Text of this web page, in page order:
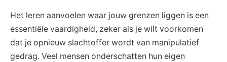
Het leren aanvoelen waar jouw grenzen liggen is ⁤een
essentiële vaardigheid, zeker als je wilt voorkomen
dat je opnieuw slachtoffer wordt van​ manipulatief
gedrag. Veel mensen⁣ onderschatten hun eigen